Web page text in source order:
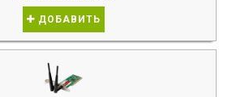
ДОБАВИТЬ